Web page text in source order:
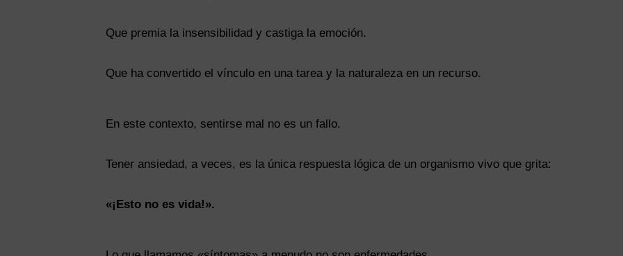
Que premia la insensibilidad y castiga la emoción.
Que ha convertido el vínculo en una tarea y la naturaleza en un recurso.
En este contexto, sentirse mal no es un fallo.
Tener ansiedad, a veces, es la única respuesta lógica de un organismo vivo que grita:
«¡Esto no es vida!».